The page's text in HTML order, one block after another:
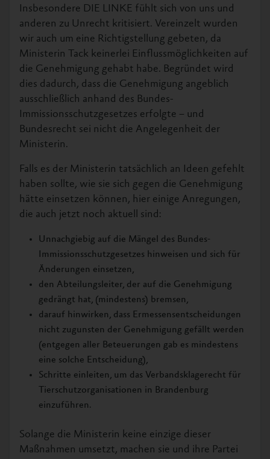
Insbesondere DIE LINKE fühlt sich von uns und
anderen zu Unrecht kritisiert. Vereinzelt wurden
wir auch um eine Richtigstellung gebeten, da
Ministerin Tack keinerlei Einflussmöglichkeiten auf
die Genehmigung gehabt habe. Begründet wird
dies dadurch, dass die Genehmigung angeblich
ausschließlich anhand des Bundes-
Immissionsschutzgesetzes erfolgte – und
Bundesrecht sei nicht die Angelegenheit der
Ministerin.
Falls es der Ministerin tatsächlich an Ideen gefehlt
haben sollte, wie sie sich gegen die Genehmigung
hätte einsetzen können, hier einige Anregungen,
die auch jetzt noch aktuell sind:
Unnachgiebig auf die Mängel des Bundes-
Immissionsschutzgesetzes hinweisen und sich für
Änderungen einsetzen,
den Abteilungsleiter, der auf die Genehmigung
gedrängt hat, (mindestens) bremsen,
darauf hinwirken, dass Ermessensentscheidungen
nicht zugunsten der Genehmigung gefällt werden
(entgegen aller Beteuerungen gab es mindestens
eine solche Entscheidung),
Schritte einleiten, um das Verbandsklagerecht für
Tierschutzorganisationen in Brandenburg
einzuführen.
Solange die Ministerin keine einzige dieser
Maßnahmen umsetzt, machen sie und ihre Partei